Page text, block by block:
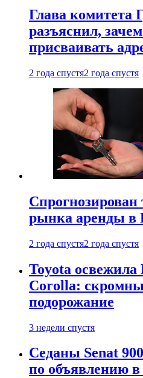
Глава комитета
разъяснил,
присваивать
2 года спустя2 года спустя
Спрогнозирован
рынка аренды в
2 года спустя2 года спустя
Toyota освежила
Corolla:
подорожание
3 недели спустя
Седаны Senat
по объявлению в